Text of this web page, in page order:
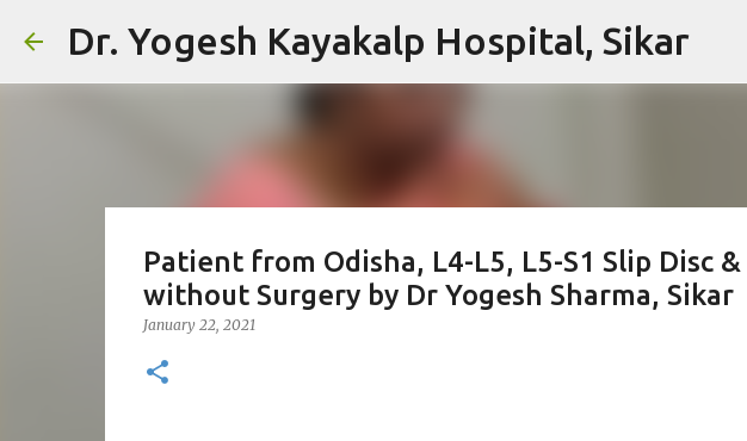
Dr. Yogesh Kayakalp Hospital, Sikar
Patient from Odisha, L4-L5, L5-S1 Slip Disc
without Surgery by Dr Yogesh Sharma, Sikar
January 22, 2021